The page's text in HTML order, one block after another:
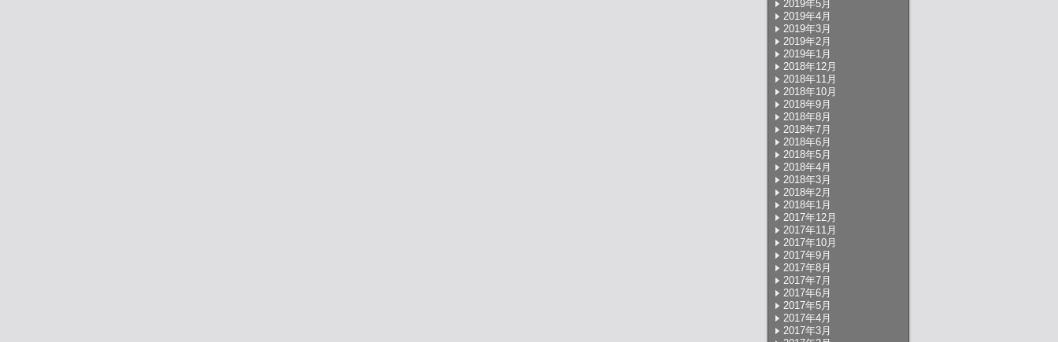
2019年5月
2019年4月
2019年3月
2019年2月
2019年1月
2018年12月
2018年11月
2018年10月
2018年9月
2018年8月
2018年7月
2018年6月
2018年5月
2018年4月
2018年3月
2018年2月
2018年1月
2017年12月
2017年11月
2017年10月
2017年9月
2017年8月
2017年7月
2017年6月
2017年5月
2017年4月
2017年3月